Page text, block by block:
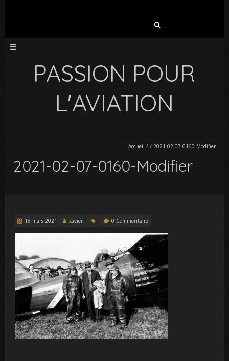
PASSION POUR
L'AVIATION
Accueil / / 2021-02-07-0160-Modifier
2021-02-07-0160-Modifier
18 mars 2021 xavier 0 Commentaire